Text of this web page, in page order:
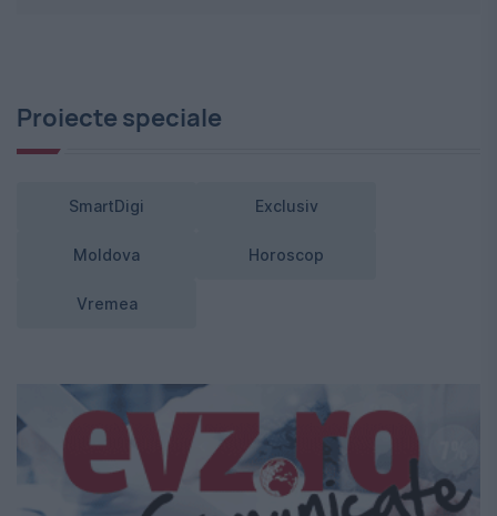
Proiecte speciale
SmartDigi Exclusiv
Moldova Horoscop
Vremea